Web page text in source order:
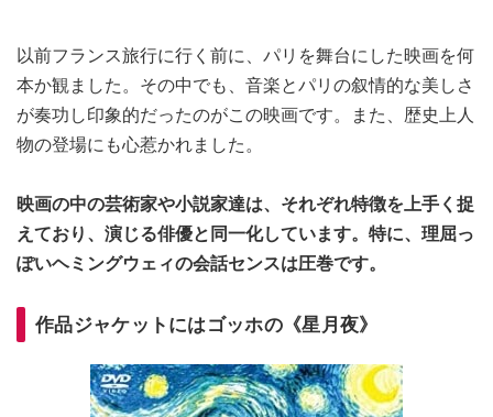
以前フランス旅行に行く前に、パリを舞台にした映画を何
本か観ました。その中でも、音楽とパリの叙情的な美しさ
が奏功し印象的だったのがこの映画です。また、歴史上人
物の登場にも心惹かれました。
映画の中の芸術家や小説家達は、それぞれ特徴を上手く捉
えており、演じる俳優と同一化しています。特に、理屈っ
ぽいヘミングウェィの会話センスは圧巻です。
作品ジャケットにはゴッホの《星月夜》